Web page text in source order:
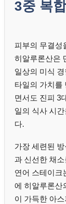
3중 복
피부의 무결성
히알루론산은
일상의 미식
타일의 가치를
면서도 진피 3
일의 식사 시
다.
가장 세련된
과 신선한 채
연어 스테이크
에 히알루론산
이 가득한 아